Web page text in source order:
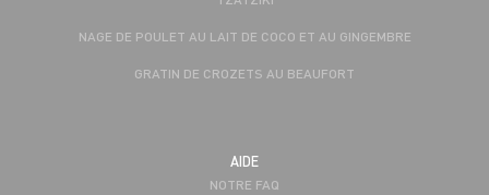
NAGE DE POULET AU LAIT DE COCO ET AU GINGEMBRE
GRATIN DE CROZETS AU BEAUFORT
AIDE
NOTRE FAQ